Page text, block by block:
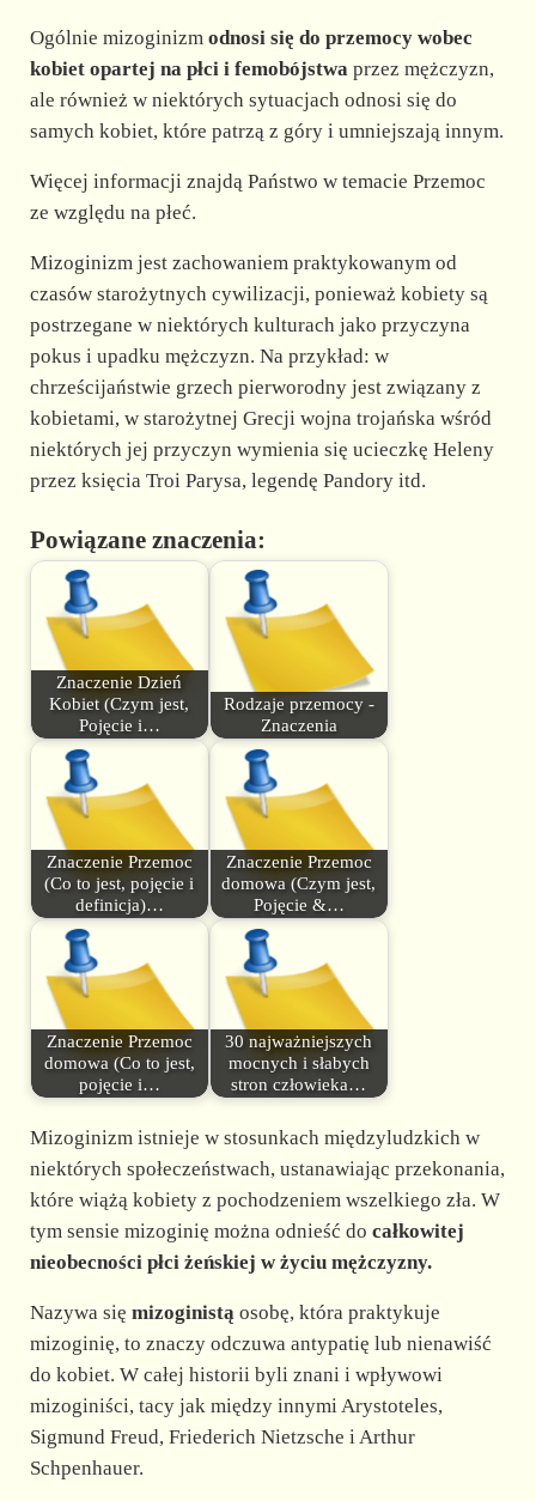
Ogólnie mizoginizm odnosi się do przemocy wobec
kobiet opartej na płci i femobójstwaprzez mężczyzn,
ale również w niektórych sytuacjach odnosi się do
samych kobiet, które patrzą z góry i umniejszają innym.
Więcej informacji znajdą Państwo w temacie Przemoc
ze względu na płeć.
Mizoginizm jest zachowaniem praktykowanym od
czasów starożytnych cywilizacji, ponieważ kobiety są
postrzegane w niektórych kulturach jako przyczyna
pokus i upadku mężczyzn. Na przykład: w
chrześcijaństwie grzech pierworodny jest związany z
kobietami, w starożytnej Grecji wojna trojańska wśród
niektórych jej przyczyn wymienia się ucieczkę Heleny
przez księcia Troi Parysa, legendę Pandory itd.
Powiązane znaczenia:
Znaczenie Dzień
Kobiet (Czym jest,
Pojęcie i…
Rodzaje przemocy -
Znaczenia
Znaczenie Przemoc
(Co to jest, pojęcie i
definicja)…
Znaczenie Przemoc
domowa (Czym jest,
Pojęcie &…
Znaczenie Przemoc
domowa (Co to jest,
pojęcie i…
30 najważniejszych
mocnych i słabych
stron człowieka…
Mizoginizm istnieje w stosunkach międzyludzkich w
niektórych społeczeństwach, ustanawiając przekonania,
które wiążą kobiety z pochodzeniem wszelkiego zła. W
tym sensie mizoginię można odnieść do całkowitej
nieobecności płci żeńskiej w życiu mężczyzny.
Nazywa się mizoginistąosobę, która praktykuje
mizoginię, to znaczy odczuwa antypatię lub nienawiść
do kobiet. W całej historii byli znani i wpływowi
mizoginiści, tacy jak między innymi Arystoteles,
Sigmund Freud, Friederich Nietzsche i Arthur
Schpenhauer.